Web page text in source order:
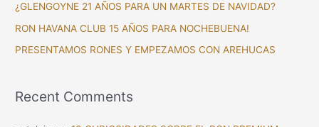
o
r
:
¿GLENGOYNE 21 AÑOS PARA UN MARTES DE NAVIDAD?
RON HAVANA CLUB 15 AÑOS PARA NOCHEBUENA!
PRESENTAMOS RONES Y EMPEZAMOS CON AREHUCAS
Recent Comments